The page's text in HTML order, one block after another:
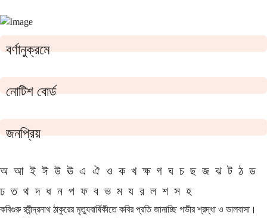
বর্ণানুক্রমে
নোটিশ বোর্ড
জনপ্রিয়
অ আ ই ঈ উ ঊ এ ঐ ও ক খ ক্ষ গ ঘ চ ছ জ ঝ ট ঠ ড
ঢ ত থ দ ধ ন প ফ ব ভ ম য র ল শ স হ
কবিগুরু রবীন্দ্রনাথ ঠাকুরের মৃত্যুবার্ষিকীতে কবির প্রতি জানাচ্ছি গভীর শ্রদ্ধা ও ভালবাসা।